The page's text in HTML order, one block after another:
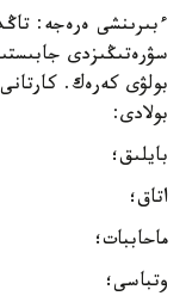
ءبىرىنشى ەرەجە:
سۋرەتىڭىزدى
بولۋى كەرەك.
بولادى:
بايلىق؛
اتاق؛
ماحاببات؛
وتباسى؛